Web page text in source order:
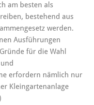
am besten als
bestehend aus
werden.
Ausführungen
für die Wahl
erfordern nämlich nur
Kleingartenanlage